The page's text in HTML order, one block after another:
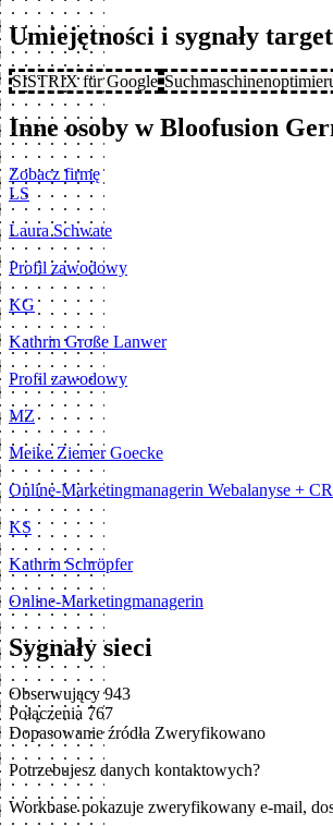
Umiejętności i sygnały
SISTRIX für Google
Inne osoby w Bloofusion
Zobacz firmę
LS
Laura Schwate
Profil zawodowy
KG
Kathrin Große Lanwer
Profil zawodowy
MZ
Meike Ziemer Goecke
Online-Marketingmanagerin Webalanyse +
KS
Kathrin Schröpfer
Online-Marketingmanagerin
Sygnały sieci
Obserwujący 943
Połączenia 767
Dopasowanie źródła Zweryfikowano
Potrzebujesz danych kontaktowych?
Workbase pokazuje zweryfikowany e-mail,